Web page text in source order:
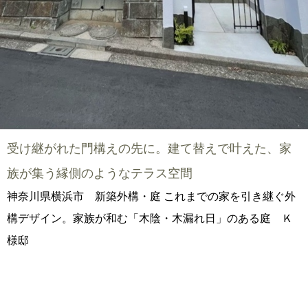
受け継がれた門構えの先に。建て替えで叶えた、家
族が集う縁側のようなテラス空間
神奈川県横浜市 新築外構・庭 これまでの家を引き継ぐ外
構デザイン。家族が和む「木陰・木漏れ日」のある庭 Ｋ
様邸